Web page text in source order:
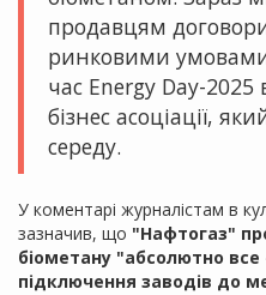
продавцям
ринковими
час Energy Day-2025
бізнес асоціації,
середу.
У коментарі журналістам в
зазначив, що "Нафтогаз"
біометану "абсолютно
підключення заводів до